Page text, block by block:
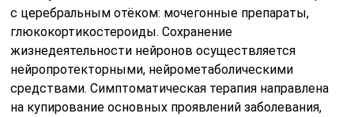
с церебральным отёком: мочегонные препараты,
глюкокортикостероиды. Сохранение
жизнедеятельности нейронов осуществляется
нейропротекторными, нейрометаболическими
средствами. Симптоматическая терапия направлена
на купирование основных проявлений заболевания,